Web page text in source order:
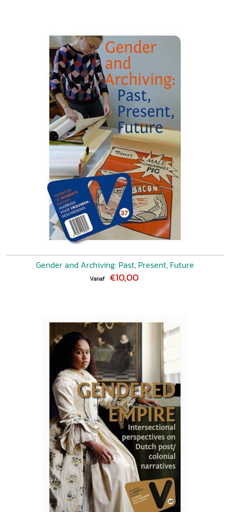
Gender and Archiving: Past, Present, Future
Vanaf €10,00